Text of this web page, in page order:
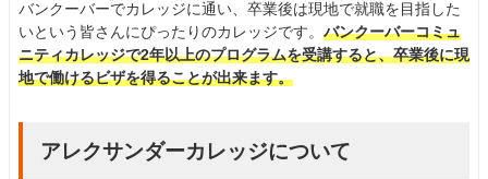
バンクーバーでカレッジに通い、卒業後は現地で就職を目指した
いという皆さんにぴったりのカレッジです。 バンクーバーコミュ
ニティカレッジで2年以上のプログラムを受講すると、卒業後に現
地で働けるビザを得ることが出来ます。
アレクサンダーカレッジについて